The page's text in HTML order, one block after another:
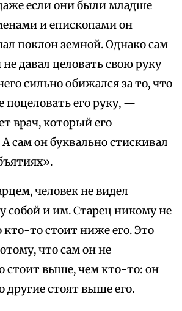
если они были младше
и епископами он
поклон земной. Однако сам
давал целовать свою руку
сильно обижался за то, что
поцеловать его руку, —
врач, который его
сам он буквально стискивал
человек не видел
собой и им. Старец никому не
кто-то стоит ниже его. Это
что сам он не
стоит выше, чем кто-то: он
другие стоят выше его.